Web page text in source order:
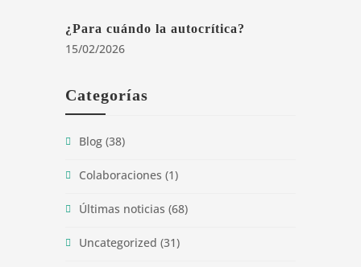
¿Para cuándo la autocrítica?
15/02/2026
Categorías
Blog(38)
Colaboraciones (1)
Últimas noticias (68)
Uncategorized (31)